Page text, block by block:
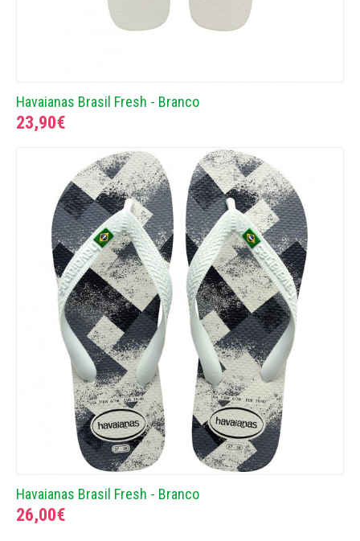
Havaianas Brasil Fresh - Branco
23,90€
Havaianas Brasil Fresh - Branco
26,00€